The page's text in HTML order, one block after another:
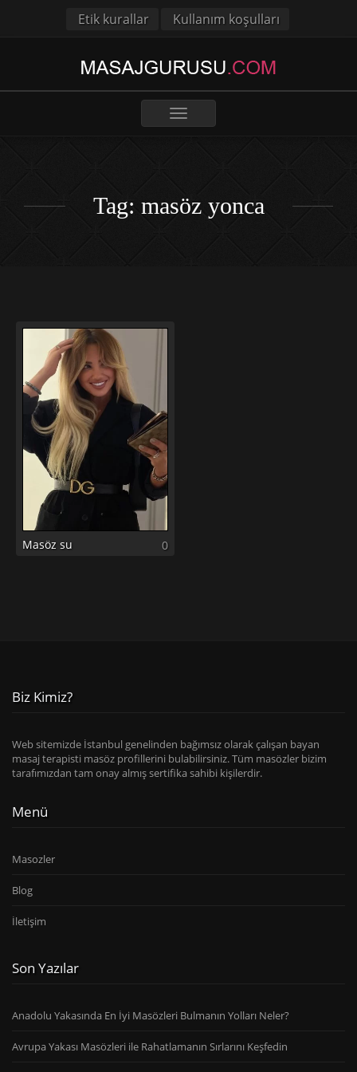
Etik kurallar Kullanım koşulları
Toggle
Tag: masöz yonca
Masöz su 0
Biz Kimiz?
Web sitemizde İstanbul genelinden bağımsız olarak çalışan bayan
masaj terapisti masöz profillerini bulabilirsiniz. Tüm masözler bizim
tarafımızdan tam onay almış sertifika sahibi kişilerdir.
Menü
Masozler
Blog
İletişim
Son Yazılar
Anadolu Yakasında En İyi Masözleri Bulmanın Yolları Neler?
Avrupa Yakası Masözleri ile Rahatlamanın Sırlarını Keşfedin